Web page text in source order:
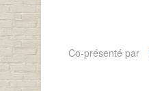
Co-présenté par